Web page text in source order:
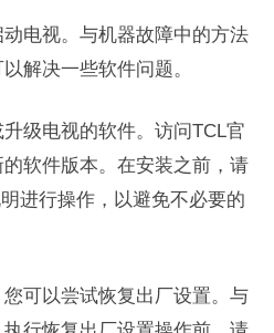
电视。与机器故障中的方法
解决一些软件问题。
级电视的软件。访问TCL官
软件版本。在安装之前，请
进行操作，以避免不必要的
可以尝试恢复出厂设置。与